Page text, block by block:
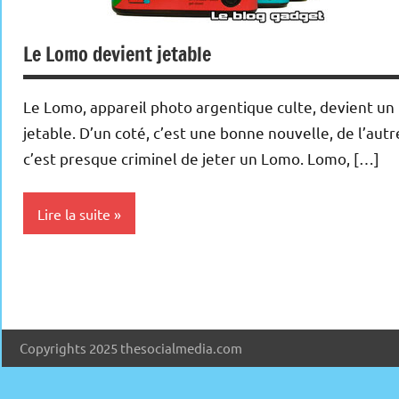
Le Lomo devient jetable
Le Lomo, appareil photo argentique culte, devient un
jetable. D’un coté, c’est une bonne nouvelle, de
c’est presque criminel de jeter un Lomo. Lomo, […]
Lire la suite
Copyrights 2025 thesocialmedia.com